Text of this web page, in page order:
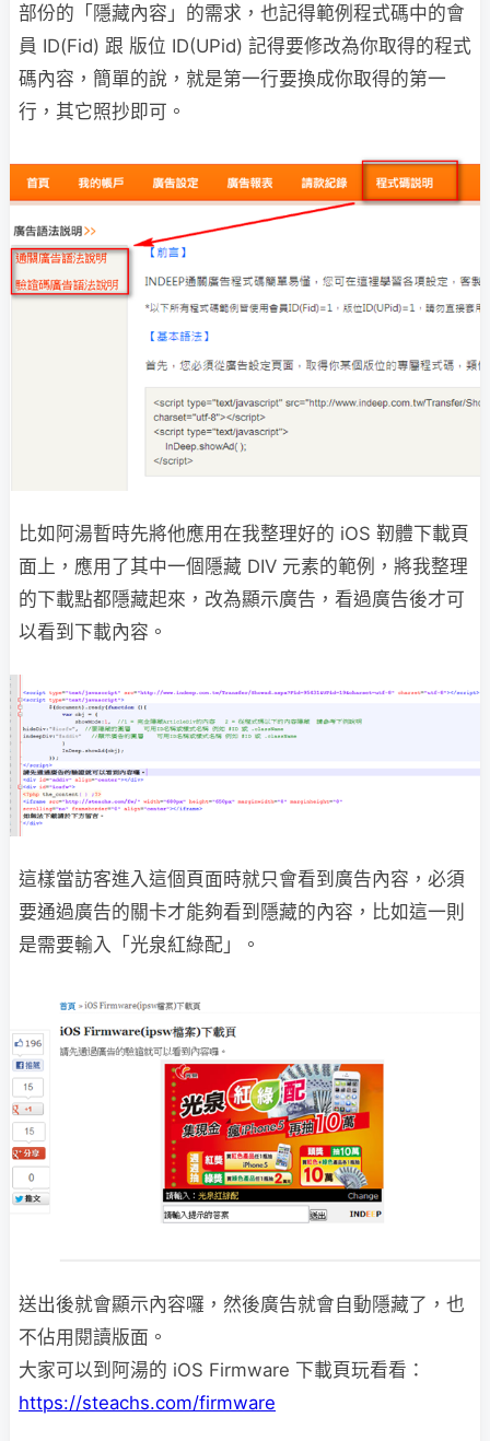
部份的「隱藏內容」的需求，也記得範例程式碼中的會
員 ID(Fid) 跟 版位 ID(UPid) 記得要修改為你取得的程式
碼內容，簡單的說，就是第一行要換成你取得的第一
行，其它照抄即可。
比如阿湯暫時先將他應用在我整理好的 iOS 靭體下載頁
面上，應用了其中一個隱藏 DIV 元素的範例，將我整理
的下載點都隱藏起來，改為顯示廣告，看過廣告後才可
以看到下載內容。
這樣當訪客進入這個頁面時就只會看到廣告內容，必須
要通過廣告的關卡才能夠看到隱藏的內容，比如這一則
是需要輸入「光泉紅綠配」。
送出後就會顯示內容囉，然後廣告就會自動隱藏了，也
不佔用閱讀版面。
大家可以到阿湯的 iOS Firmware 下載頁玩看看：
https://steachs.com/firmware